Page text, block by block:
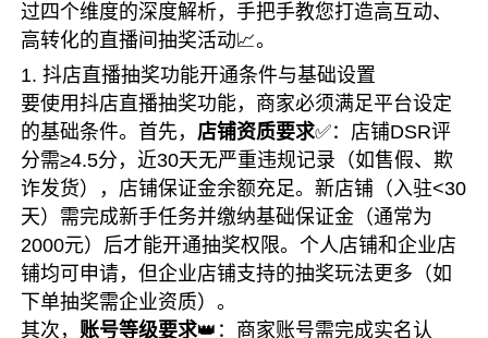
过四个维度的深度解析，手把手教您打造高互动、
高转化的直播间抽奖活动📈。
1. 抖店直播抽奖功能开通条件与基础设置
要使用抖店直播抽奖功能，商家必须满足平台设定
的基础条件。首先， 店铺资质要求✅：店铺DSR评
分需≥4.5分，近30天无严重违规记录（如售假、欺
诈发货），店铺保证金余额充足。新店铺（入驻<30
天）需完成新手任务并缴纳基础保证金（通常为
2000元）后才能开通抽奖权限。个人店铺和企业店
铺均可申请，但企业店铺支持的抽奖玩法更多（如
下单抽奖需企业资质）。
其次， 账号等级要求👑：商家账号需完成实名认